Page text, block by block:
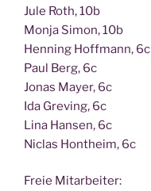
Jule Roth, 10b
Mon­ja Simon, 10b
Hen­ning Hoff­mann, 6c
Paul Berg, 6c
Jonas May­er, 6c
Ida Gre­ving, 6c
Lina Han­sen, 6c
Nic­las Hont­heim, 6c
Freie Mit­ar­bei­ter: